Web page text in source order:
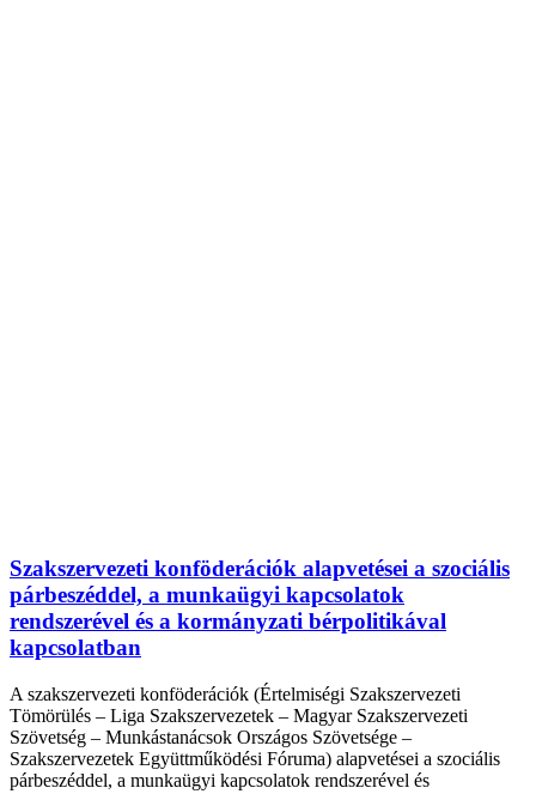
Szakszervezeti konföderációk alapvetései a szociális
párbeszéddel, a munkaügyi kapcsolatok
rendszerével és a kormányzati bérpolitikával
kapcsolatban
A szakszervezeti konföderációk (Értelmiségi Szakszervezeti
Tömörülés – Liga Szakszervezetek – Magyar Szakszervezeti
Szövetség – Munkástanácsok Országos Szövetsége –
Szakszervezetek Együttműködési Fóruma) alapvetései a szociális
párbeszéddel, a munkaügyi kapcsolatok rendszerével és